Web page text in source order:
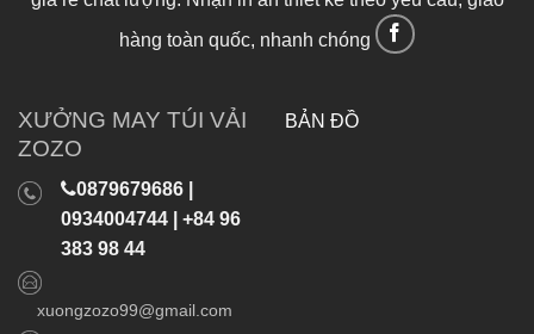
hàng toàn quốc, nhanh chóng
XƯỞNG MAY TÚI VẢI
ZOZO
0879679686 |
0934004744 | +84 96
383 98 44
xuongzozo99@gmail.com
BẢN ĐỒ